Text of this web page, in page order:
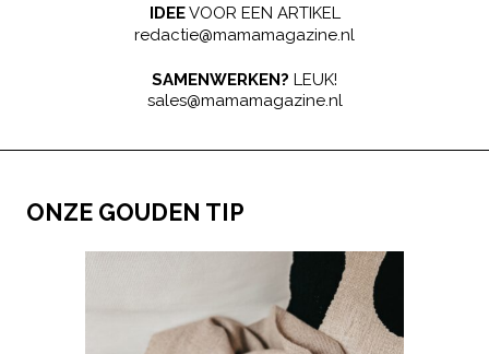
IDEEVOOR EEN ARTIKEL
redactie@mamamagazine.nl
SAMENWERKEN? LEUK!
sales@mamamagazine.nl
ONZE GOUDEN TIP